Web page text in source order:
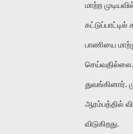
மாற்ற
பாணியை
துவங்கினார்.
ஆரம்பத்தில்
விடுகிறது.